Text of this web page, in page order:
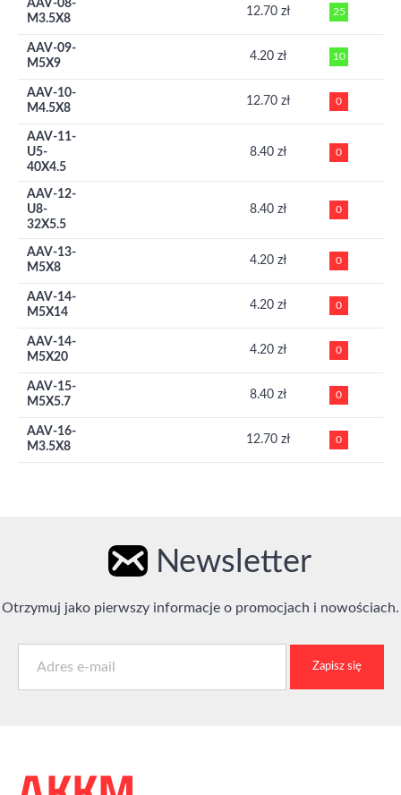
AAV-08-
M3.5X8
12.70 zł 25
AAV-09-
M5X9
4.20 zł 10
AAV-10-
M4.5X8
12.70 zł 0
AAV-11-
U5-
40X4.5
8.40 zł 0
AAV-12-
U8-
32X5.5
8.40 zł 0
AAV-13-
M5X8
4.20 zł 0
AAV-14-
M5X14
4.20 zł 0
AAV-14-
M5X20
4.20 zł 0
AAV-15-
M5X5.7
8.40 zł 0
AAV-16-
M3.5X8
12.70 zł 0
Newsletter
Otrzymuj jako pierwszy informacje o promocjach i nowościach.
Zapisz się